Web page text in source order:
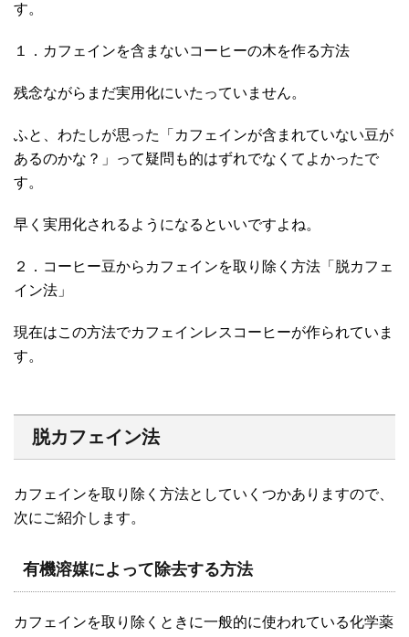
す。
１．カフェインを含まないコーヒーの木を作る方法
残念ながらまだ実用化にいたっていません。
ふと、わたしが思った「カフェインが含まれていない豆が
あるのかな？」って疑問も的はずれでなくてよかったで
す。
早く実用化されるようになるといいですよね。
２．コーヒー豆からカフェインを取り除く方法「脱カフェ
イン法」
現在はこの方法でカフェインレスコーヒーが作られていま
す。
脱カフェイン法
カフェインを取り除く方法としていくつかありますので、
次にご紹介します。
有機溶媒によって除去する方法
カフェインを取り除くときに一般的に使われている化学薬